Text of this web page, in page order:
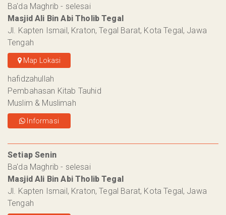
Ba'da Maghrib - selesai
Masjid Ali Bin Abi Tholib Tegal
Jl. Kapten Ismail, Kraton, Tegal Barat, Kota Tegal, Jawa
Tengah
Map Lokasi
hafidzahullah
Pembahasan Kitab Tauhid
Muslim & Muslimah
Informasi
Setiap Senin
Ba'da Maghrib - selesai
Masjid Ali Bin Abi Tholib Tegal
Jl. Kapten Ismail, Kraton, Tegal Barat, Kota Tegal, Jawa
Tengah